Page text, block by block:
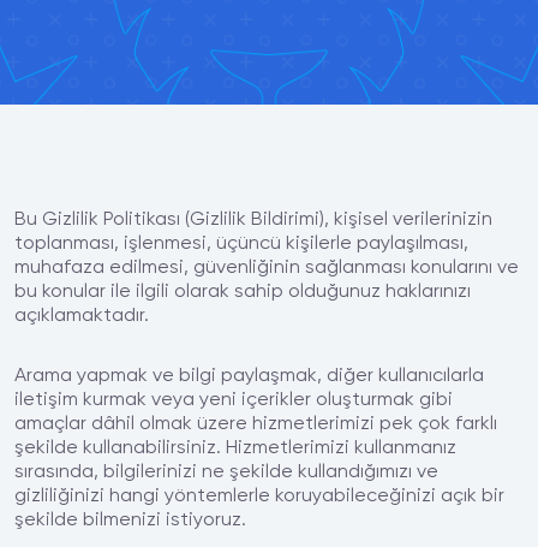
Bu Gizlilik Politikası (Gizlilik Bildirimi), kişisel verilerinizin
toplanması, işlenmesi, üçüncü kişilerle paylaşılması,
muhafaza edilmesi, güvenliğinin sağlanması konularını ve
bu konular ile ilgili olarak sahip olduğunuz haklarınızı
açıklamaktadır.
Arama yapmak ve bilgi paylaşmak, diğer kullanıcılarla
iletişim kurmak veya yeni içerikler oluşturmak gibi
amaçlar dâhil olmak üzere hizmetlerimizi pek çok farklı
şekilde kullanabilirsiniz. Hizmetlerimizi kullanmanız
sırasında, bilgilerinizi ne şekilde kullandığımızı ve
gizliliğinizi hangi yöntemlerle koruyabileceğinizi açık bir
şekilde bilmenizi istiyoruz.